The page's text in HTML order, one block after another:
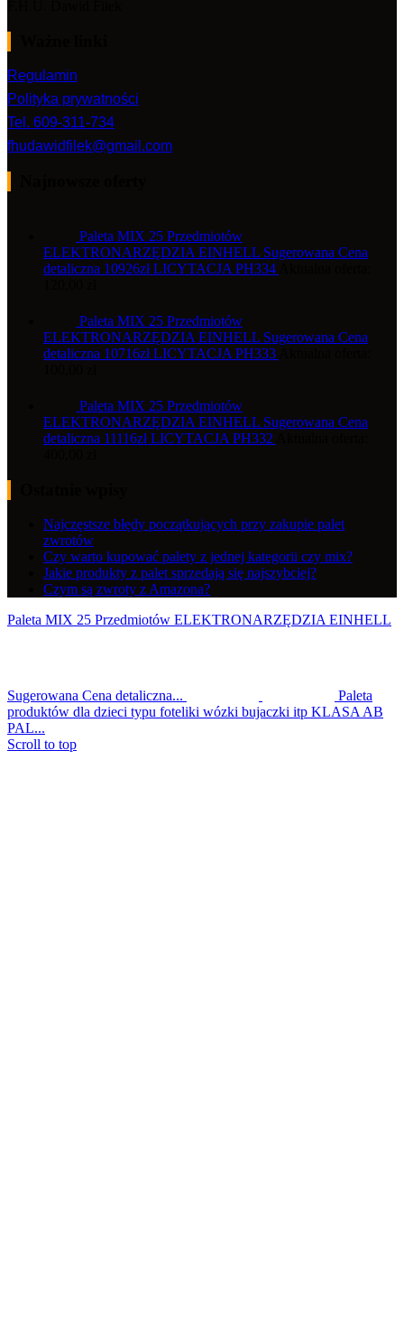
Regulamin
Polityka prywatności
Tel. 609-311-734
fhudawidfilek@gmail.com
Paleta MIX 25 Przedmiotów
ELEKTRONARZĘDZIA EINHELL Sugerowana Cena
detaliczna 10926zł LICYTACJA PH334
Paleta MIX 25 Przedmiotów
ELEKTRONARZĘDZIA EINHELL Sugerowana Cena
detaliczna 10716zł LICYTACJA PH333
Paleta MIX 25 Przedmiotów
ELEKTRONARZĘDZIA EINHELL Sugerowana Cena
detaliczna 11116zł LICYTACJA PH332
Najczęstsze błędy początkujących przy zakupie palet
zwrotów
Czy warto kupować palety z jednej kategorii czy mix?
Jakie produkty z palet sprzedają się najszybciej?
Czym są zwroty z Amazona?
Paleta MIX 25 Przedmiotów ELEKTRONARZĘDZIA EINHELL
Sugerowana Cena detaliczna...
Paleta
produktów dla dzieci typu foteliki wózki bujaczki itp KLASA AB
PAL...
Scroll to top